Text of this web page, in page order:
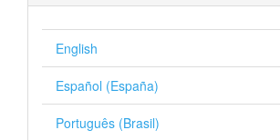
English
Español (España)
Português (Brasil)